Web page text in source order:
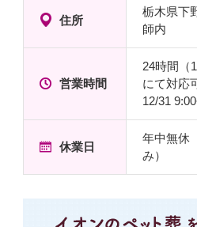
住所
栃木県下
師内
営業時間
24時間（
にて対応
12/31
休業日
年中無休
み）